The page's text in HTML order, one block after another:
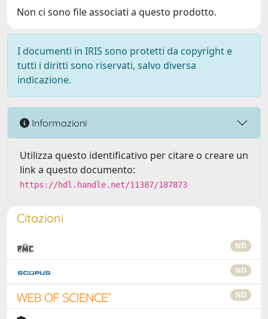
Non ci sono file associati a questo prodotto.
I documenti in IRIS sono protetti da copyright e
tutti i diritti sono riservati, salvo diversa
indicazione.
Informazioni
Utilizza questo identificativo per citare o creare un
link a questo documento:
https://hdl.handle.net/11387/187873
Citazioni
ND
ND
ND